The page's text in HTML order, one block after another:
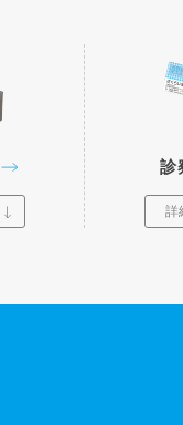
診
詳